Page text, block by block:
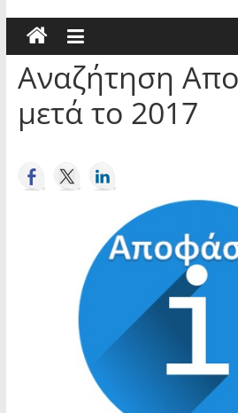
Αναζήτηση
μετά το 2017